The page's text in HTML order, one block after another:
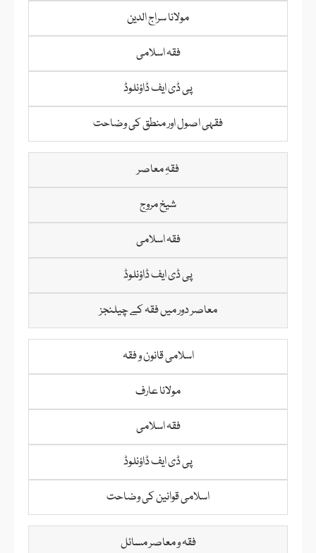
مولانا سراج الدین
فقہ اسلامی
پی ڈی ایف ڈاؤنلوڈ
فقہی اصول اور منطق کی وضاحت
فقہِ معاصر
شیخ مروج
فقہ اسلامی
پی ڈی ایف ڈاؤنلوڈ
معاصر دور میں فقہ کے چیلنجز
اسلامی قانون و فقہ
مولانا عارف
فقہ اسلامی
پی ڈی ایف ڈاؤنلوڈ
اسلامی قوانین کی وضاحت
فقہ و معاصر مسائل